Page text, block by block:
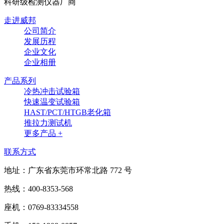
科研级检测仪器厂商
走进威邦
公司简介
发展历程
企业文化
企业相册
产品系列
冷热冲击试验箱
快速温变试验箱
HAST/PCT/HTGB老化箱
推拉力测试机
更多产品 +
联系方式
地址：广东省东莞市环常北路 772 号
热线：400-8353-568
座机：0769-83334558